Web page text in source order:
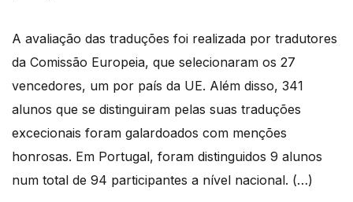
A avaliação das traduções foi realizada por tradutores
da Comissão Europeia, que selecionaram os 27
vencedores, um por país da UE. Além disso, 341
alunos que se distinguiram pelas suas traduções
excecionais foram galardoados com menções
honrosas. Em Portugal, foram distinguidos 9 alunos
num total de 94 participantes a nível nacional. (…)